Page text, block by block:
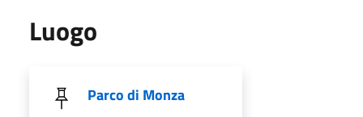
Luogo
Parco di Monza